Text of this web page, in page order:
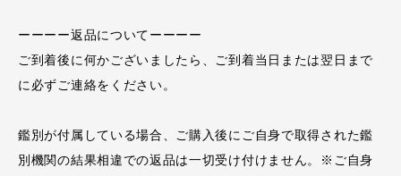
ーーーー返品についてーーーー
ご到着後に何かございましたら、ご到着当日または翌日まで
に必ずご連絡をください。
鑑別が付属している場合、ご購入後にご自身で取得された鑑
別機関の結果相違での返品は一切受け付けません。※ご自身